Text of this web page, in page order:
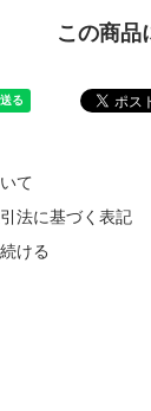
この商品
て
法に基づく表記
ける